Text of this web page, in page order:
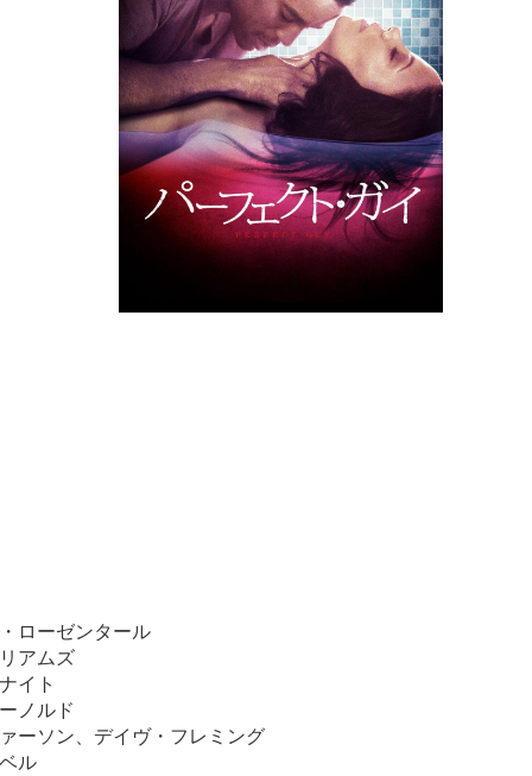
ローゼンタール
アムズ
イト
ノルド
ーソン、デイヴ・フレミング
ル